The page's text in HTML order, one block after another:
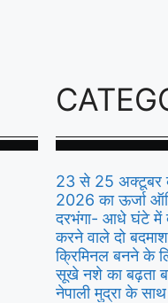
23 से 25 अक्टूबर
2026 का ऊर्जा
दरभंगा- आधे घंटे में
करने वाले दो बदमाश
क्रिमिनल बनने के
सूखे नशे का बढ़ता
नेपाली मुद्रा के